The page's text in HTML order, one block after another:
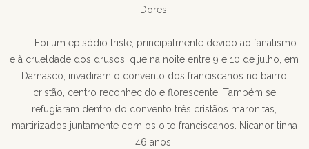
Dores.
Foi um episódio triste, principalmente devido ao fanatismo
e à crueldade dos drusos, que na noite entre 9 e 10 de julho, em
Damasco, invadiram o convento dos franciscanos no bairro
cristão, centro reconhecido e florescente. Também se
refugiaram dentro do convento três cristãos maronitas,
martirizados juntamente com os oito franciscanos. Nicanor tinha
46 anos.